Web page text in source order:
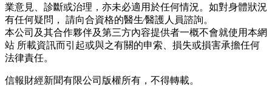
業意見、診斷或治理，亦未必適用於任何情況。如對身體狀況
有任何疑問， 請向合資格的醫生∕醫護人員諮詢。
本公司及其合作夥伴及第三方內容提供者一概不會就使用本網
站 所載資訊而引起或與之有關的申索、損失或損害承擔任何
法律責任。
信報財經新聞有限公司版權所有，不得轉載。